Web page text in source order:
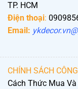
TP. HCM
Điện thoại:
Email:
CHÍNH SÁCH
Cách Thức Mua